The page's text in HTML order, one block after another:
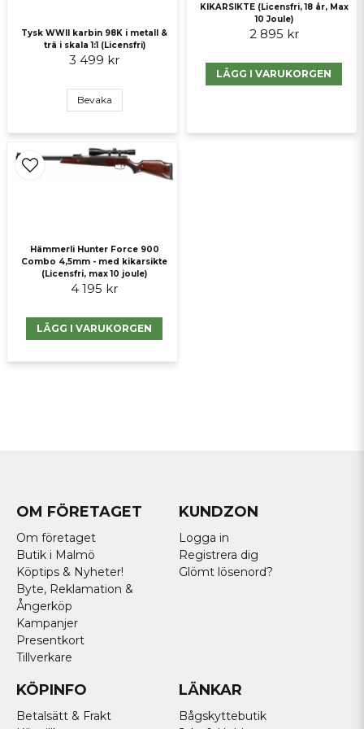
Skicka fråga
Tysk WWII karbin 98K i metall &
trä i skala 1:1 (Licensfri)
3 499 kr
Bevaka
KIKARSIKTE (Licensfri, 18 år, Max
10 Joule)
2 895 kr
LÄGG I VARUKORGEN
Hämmerli Hunter Force 900
Combo 4,5mm - med kikarsikte
(Licensfri, max 10 joule)
4 195 kr
LÄGG I VARUKORGEN
OM FÖRETAGET
Om företaget
Butik i Malmö
Köptips & Nyheter!
Byte, Reklamation &
Ångerköp
Kampanjer
Presentkort
Tillverkare
KUNDZON
Logga in
Registrera dig
Glömt lösenord?
KÖPINFO
Betalsätt & Frakt
LÄNKAR
Bågskyttebutik